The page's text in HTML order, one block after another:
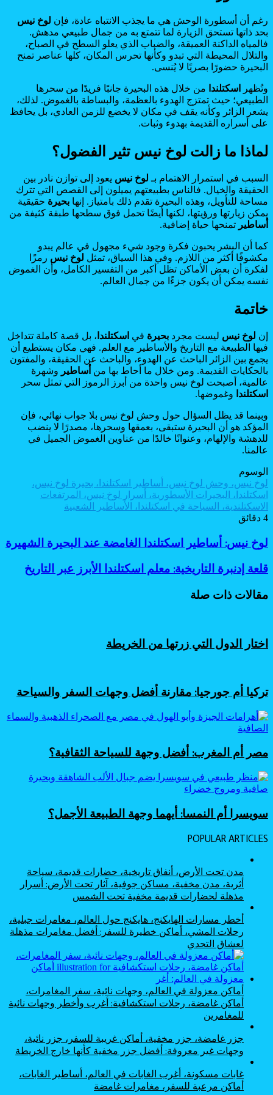
رغم أن أسطورة الوحش هي ما يجذب الانتباه عادة، فإن لوخ نيس
بحد ذاتها تستحق الزيارة لما تتمتع به من جمال طبيعي مدهش.
فالمياه الداكنة العميقة، والضباب الذي يعلو السطح في الصباح،
والتلال المحيطة التي تبدو وكأنها تحرس المكان، كلها عناصر تمنح
البحيرة حضورًا بصريًا لا يُنسى.
وتُظهر اسكتلندا من خلال هذه البحيرة جانبًا فريدًا من سحرها
الطبيعي؛ حيث تمتزج الهدوء بالعظمة، والبساطة بالغموض. لذلك،
يشعر الزائر وكأنه يقف في مكان لا يخضع للزمن العادي، بل يحافظ
على أسراره القديمة بهدوء وثبات.
لماذا ما زالت لوخ نيس تثير الفضول؟
السبب في استمرار الاهتمام بـ لوخ نيس يعود إلى توازن نادر بين
الحقيقة والخيال. فالناس بطبيعتهم يميلون إلى القصص التي تترك
مساحة للتأويل، وهذه البحيرة تقدم ذلك بامتياز. إنها بحيرة حقيقية
يمكن زيارتها ورؤيتها، لكنها أيضًا تحمل فوق سطحها طبقة كثيفة من
أساطير تمنحها حياة إضافية.
كما أن البشر يحبون فكرة وجود شيء مجهول في عالم يبدو
مكشوفًا أكثر من اللازم. وفي هذا السياق، تمثل لوخ نيس رمزًا
لفكرة أن بعض الأماكن تظل أكبر من التفسير الكامل، وأن الغموض
نفسه يمكن أن يكون جزءًا من جمال العالم.
خاتمة
إن لوخ نيس ليست مجرد بحيرة في اسكتلندا ، بل قصة كاملة تتداخل
فيها الطبيعة مع التاريخ والأساطير مع العلم. فهي مكان يستطيع أن
يجمع بين الزائر الباحث عن الهدوء، والباحث عن الحقيقة، والمفتون
بالحكايات القديمة. ومن خلال ما أحاط بها من أساطير وشهرة
عالمية، أصبحت لوخ نيس واحدة من أبرز الرموز التي تمثل سحر
اسكتلندا وغموضها.
وبينما قد يظل السؤال حول وحش لوخ نيس بلا جواب نهائي، فإن
المؤكد هو أن البحيرة ستبقى، بعمقها وسحرها، مصدرًا لا ينضب
للدهشة والإلهام، وعنوانًا خالدًا من عناوين الغموض الجميل في
عالمنا.
الوسوم
لوخ نيس، وحش لوخ نيس، أساطير اسكتلندا، بحيرة لوخ نيس،
اسكتلندا، البحيرات الأسطورية، أسرار لوخ نيس، المرتفعات
الاسكتلندية، السياحة في اسكتلندا، الأساطير الشعبية
4 دقائق
لوخ
نيس:
أساطير
اسكتلندا
الغامضة
عند
لوخ نيس: أساطير اسكتلندا الغامضة عند البحيرة الشهيرة
قلعة
التاريخية:
معلم
عبر
التاريخ
قلعة إدنبرة التاريخية: معلم اسكتلندا الأبرز عبر التاريخ
مقالات ذات صلة
اختار الدول التي زرتها من الخريطة
تركيا أم جورجيا: مقارنة أفضل وجهات السفر والسياحة
مصر أم المغرب: أفضل وجهة للسياحة الثقافية؟
سويسرا أم النمسا: أيهما وجهة الطبيعة الأجمل؟
POPULAR ARTICLES
مدن تحت الأرض، أنفاق تاريخية، حضارات قديمة، سياحة
أثرية، مدن مخفية، مساكن جوفية، آثار تحت الأرض: أسرار
مذهلة لحضارات قديمة مخفية تحت الشمس
أخطر مسارات الهايكنج، هايكنج حول العالم، مغامرات جبلية،
رحلات المشي، أماكن خطيرة للسفر: أفضل مغامرات مذهلة
لعشاق التحدي
أماكن معزولة في العالم، وجهات نائية، سفر المغامرات،
أماكن غامضة، رحلات استكشافية: أغرب وأخطر وجهات نائية
للمغامرين
جزر غامضة، جزر مخفية، أماكن غريبة للسفر، جزر نائية،
وجهات غير معروفة: أفضل جزر مخفية كأنها خارج الخريطة
غابات مسكونة، أغرب الغابات في العالم، أساطير الغابات،
أماكن مرعبة للسفر، مغامرات غامضة